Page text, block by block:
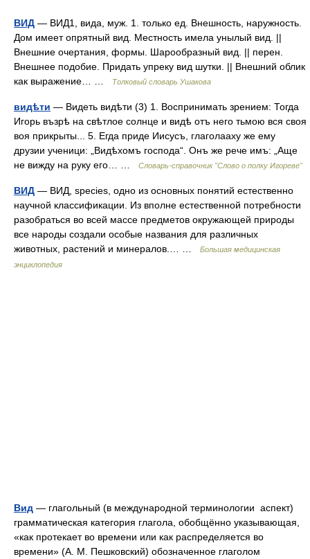
ВИД — ВИД1, вида, муж. 1. только ед. Внешность, наружность.
Дом имеет опрятный вид. Местность имела унылый вид. ||
Внешние очертания, формы. Шарообразный вид. || перен.
Внешнее подобие. Придать упреку вид шутки. || Внешний облик
как выражение… …
Толковый словарь Ушакова
видѣти — Видеть видѣти (3) 1. Воспринимать зрением: Тогда
Игорь възрѣ на свѣтлое солнце и видѣ отъ него тьмою вся своя
воя прикрыты... 5. Егда приде Иисусъ, глаголааху же ему
друзии ученици: „Видѣхомъ господа“. Онъ же рече имъ: „Аще
не вижду на руку его… …
Словарь-справочник "Слово о полку Игореве"
ВИД — ВИД, species, одно из основных понятий естественно
научной классификации. Из вполне естественной потребности
разобраться во всей массе предметов окружающей природы
все народы создали особые названия для различных
животных, растений и минералов.… …
Большая медицинская
энциклопедия
Вид — глагольный (в международной терминологии аспект)
грамматическая категория глагола, обобщённо указывающая,
«как протекает во времени или как распределяется во
времени» (А. М. Пешковский) обозначенное глаголом